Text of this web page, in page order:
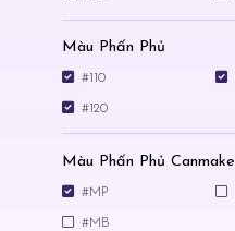
Màu Phấn Phủ
#110
#120
Màu Phấn Phủ Canmake
#MP
#MB